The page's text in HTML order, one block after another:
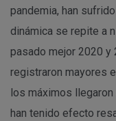
pandemia, han
dinámica se repite a
pasado mejor 2020 y
registraron mayores
los máximos
han tenido efecto